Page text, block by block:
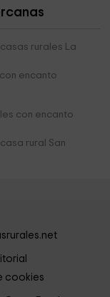
rurales La
encanto
con encanto
rural San
cookies